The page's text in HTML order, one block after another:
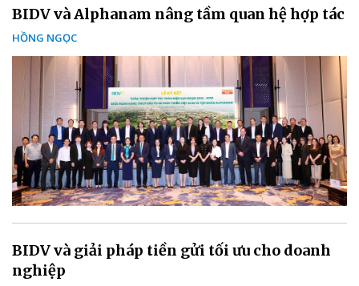
BIDV và Alphanam nâng tầm quan hệ hợp tác
HỒNG NGỌC
BIDV và giải pháp tiền gửi tối ưu cho doanh
nghiệp